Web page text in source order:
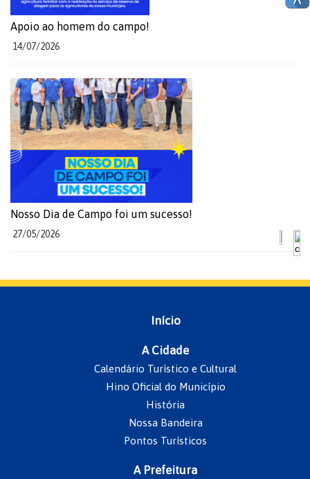
Apoio ao homem do campo!
14/07/2026
Nosso Dia de Campo foi um sucesso!
27/05/2026
Início
A Cidade
Calendário Turístico e Cultural
Hino Oficial do Município
História
Nossa Bandeira
Pontos Turísticos
A Prefeitura